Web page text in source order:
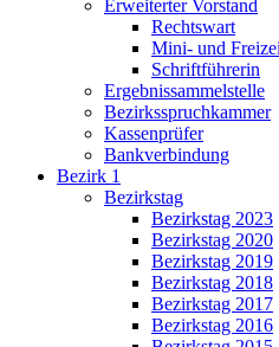
Erweiterter Vorstand
Rechtswart
Mini- und
Schriftführerin
Ergebnissammelstelle
Bezirksspruchkammer
Kassenprüfer
Bankverbindung
Bezirk 1
Bezirkstag
Bezirkstag 2023
Bezirkstag 2020
Bezirkstag 2019
Bezirkstag 2018
Bezirkstag 2017
Bezirkstag 2016